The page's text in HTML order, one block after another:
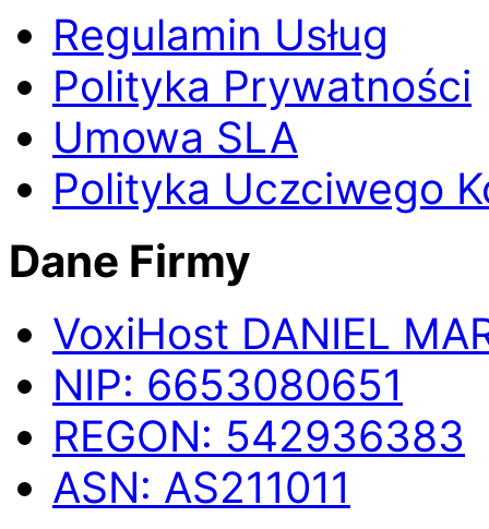
Regulamin Usług
Polityka Prywatności
Umowa SLA
Polityka Uczciwego
Dane Firmy
VoxiHost DANIEL
NIP: 6653080651
REGON: 542936383
ASN: AS211011